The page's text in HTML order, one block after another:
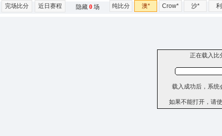
正在载入
载入成功后，系统
如果不能打开，请
完场比分 近日赛程 隐藏 0 场 纯比分 澳* Crow* 沙*